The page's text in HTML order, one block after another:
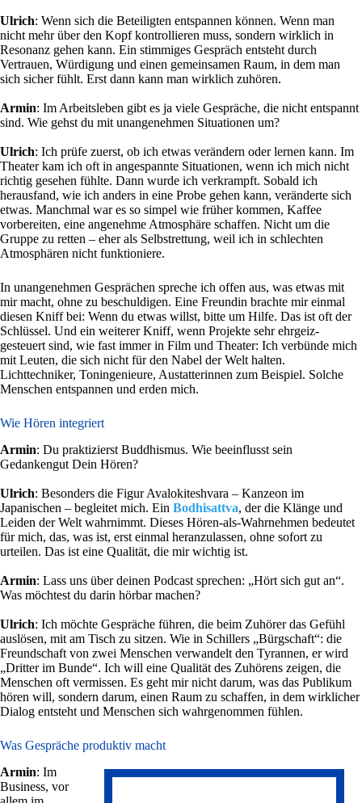
Ulrich: Wenn sich die Beteiligten entspannen können. Wenn man
nicht mehr über den Kopf kontrollieren muss, sondern wirklich in
Resonanz gehen kann. Ein stimmiges Gespräch entsteht durch
Vertrauen, Würdigung und einen gemeinsamen Raum, in dem man
sich sicher fühlt. Erst dann kann man wirklich zuhören.
Armin: Im Arbeitsleben gibt es ja viele Gespräche, die nicht entspannt
sind. Wie gehst du mit unangenehmen Situationen um?
Ulrich: Ich prüfe zuerst, ob ich etwas verändern oder lernen kann. Im
Theater kam ich oft in angespannte Situationen, wenn ich mich nicht
richtig gesehen fühlte. Dann wurde ich verkrampft. Sobald ich
herausfand, wie ich anders in eine Probe gehen kann, veränderte sich
etwas. Manchmal war es so simpel wie früher kommen, Kaffee
vorbereiten, eine angenehme Atmosphäre schaffen. Nicht um die
Gruppe zu retten – eher als Selbstrettung, weil ich in schlechten
Atmosphären nicht funktioniere.
In unangenehmen Gesprächen spreche ich offen aus, was etwas mit
mir macht, ohne zu beschuldigen. Eine Freundin brachte mir einmal
diesen Kniff bei: Wenn du etwas willst, bitte um Hilfe. Das ist oft der
Schlüssel. Und ein weiterer Kniff, wenn Projekte sehr ehrgeiz-
gesteuert sind, wie fast immer in Film und Theater: Ich verbünde mich
mit Leuten, die sich nicht für den Nabel der Welt halten.
Lichttechniker, Toningenieure, Austatterinnen zum Beispiel. Solche
Menschen entspannen und erden mich.
Wie Hören integriert
Armin: Du praktizierst Buddhismus. Wie beeinflusst sein
Gedankengut Dein Hören?
Ulrich: Besonders die Figur Avalokiteshvara – Kanzeon im
Japanischen – begleitet mich. Ein Bodhisattva, der die Klänge und
Leiden der Welt wahrnimmt. Dieses Hören‑als‑Wahrnehmen bedeutet
für mich, das, was ist, erst einmal heranzulassen, ohne sofort zu
urteilen. Das ist eine Qualität, die mir wichtig ist.
Armin: Lass uns über deinen Podcast sprechen: „Hört sich gut an“.
Was möchtest du darin hörbar machen?
Ulrich: Ich möchte Gespräche führen, die beim Zuhörer das Gefühl
auslösen, mit am Tisch zu sitzen. Wie in Schillers „Bürgschaft“: die
Freundschaft von zwei Menschen verwandelt den Tyrannen, er wird
„Dritter im Bunde“. Ich will eine Qualität des Zuhörens zeigen, die
Menschen oft vermissen. Es geht mir nicht darum, was das Publikum
hören will, sondern darum, einen Raum zu schaffen, in dem wirklicher
Dialog entsteht und Menschen sich wahrgenommen fühlen.
Was Gespräche produktiv macht
Armin: Im
Business, vor